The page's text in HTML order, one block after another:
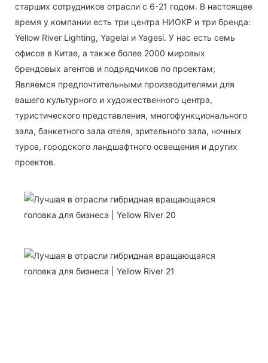
старших сотрудников отрасли с 6-21 годом. В настоящее
время у компании есть три центра НИОКР и три бренда:
Yellow River Lighting, Yagelai и Yagesi. У нас есть семь
офисов в Китае, а также более 2000 мировых
брендовых агентов и подрядчиков по проектам;
Являемся предпочтительными производителями для
вашего культурного и художественного центра,
туристического представления, многофункционального
зала, банкетного зала отеля, зрительного зала, ночных
туров, городского ландшафтного освещения и других
проектов.